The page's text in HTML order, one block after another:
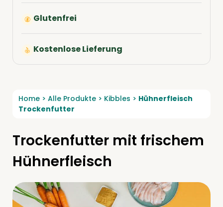
Glutenfrei
Kostenlose Lieferung
Home > Alle Produkte > Kibbles > Hühnerfleisch
Trockenfutter
Trockenfutter mit frischem
Hühnerfleisch